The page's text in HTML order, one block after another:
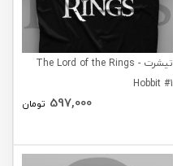
تیشرت The Lord of the Rings -
Hobbit #1
597,000 تومان